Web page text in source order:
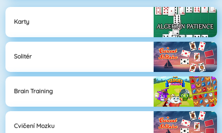
Karty
Solitér
Brain Training
Cvičení Mozku